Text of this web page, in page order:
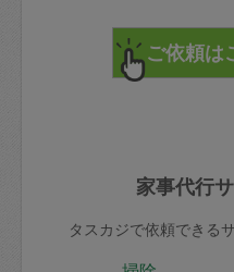
家事代行
タスカジで依頼できる